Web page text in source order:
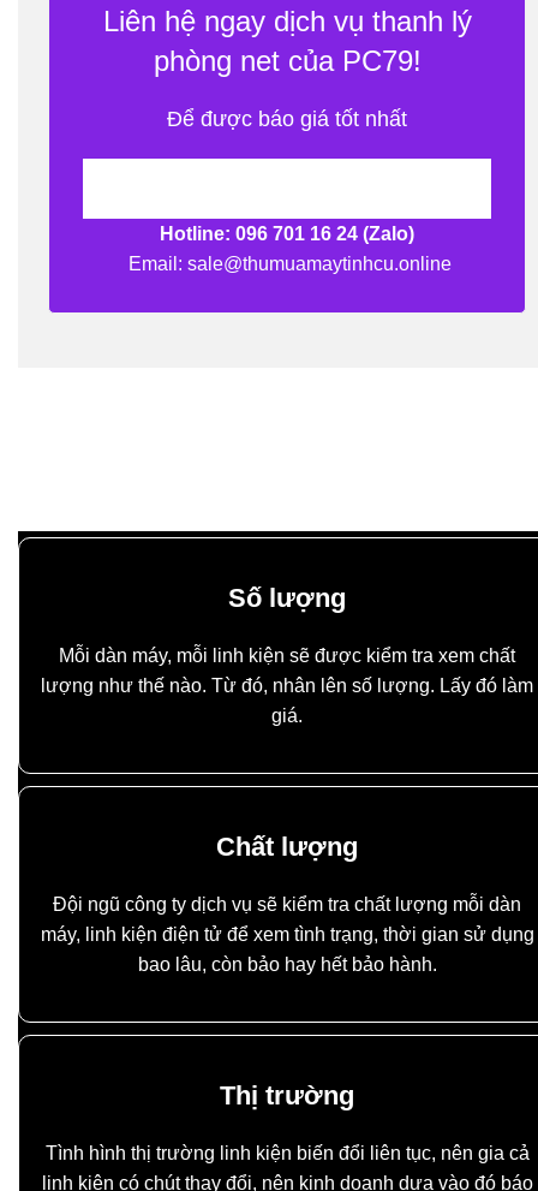
Liên hệ ngay dịch vụ thanh lý
phòng net của PC79!
Để được báo giá tốt nhất
Hotline: 096 701 16 24 (Zalo)
Email: sale@thumuamaytinhcu.online
Số lượng
Mỗi dàn máy, mỗi linh kiện sẽ được kiểm tra xem chất
lượng như thế nào. Từ đó, nhân lên số lượng. Lấy đó làm
giá.
Chất lượng
Đội ngũ công ty dịch vụ sẽ kiểm tra chất lượng mỗi dàn
máy, linh kiện điện tử để xem tình trạng, thời gian sử dụng
bao lâu, còn bảo hay hết bảo hành.
Thị trường
Tình hình thị trường linh kiện biến đổi liên tục, nên gia cả
linh kiện có chút thay đổi, nên kinh doanh dựa vào đó báo